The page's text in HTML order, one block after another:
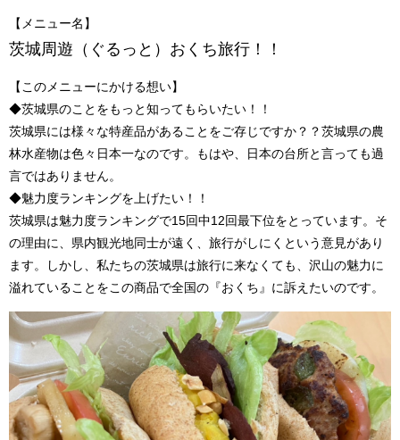
【メニュー名】
茨城周遊（ぐるっと）おくち旅行！！
【このメニューにかける想い】
◆茨城県のことをもっと知ってもらいたい！！
茨城県には様々な特産品があることをご存じですか？？茨城県の農
林水産物は色々日本一なのです。もはや、日本の台所と言っても過
言ではありません。
◆魅力度ランキングを上げたい！！
茨城県は魅力度ランキングで15回中12回最下位をとっています。そ
の理由に、県内観光地同士が遠く、旅行がしにくという意見があり
ます。しかし、私たちの茨城県は旅行に来なくても、沢山の魅力に
溢れていることをこの商品で全国の『おくち』に訴えたいのです。